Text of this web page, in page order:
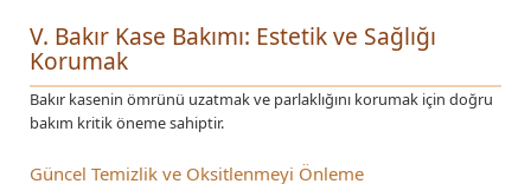
V. Bakır Kase Bakımı: Estetik ve Sağlığı
Korumak
Bakır kasenin ömrünü uzatmak ve parlaklığını korumak için doğru
bakım kritik öneme sahiptir.
Güncel Temizlik ve Oksitlenmeyi Önleme